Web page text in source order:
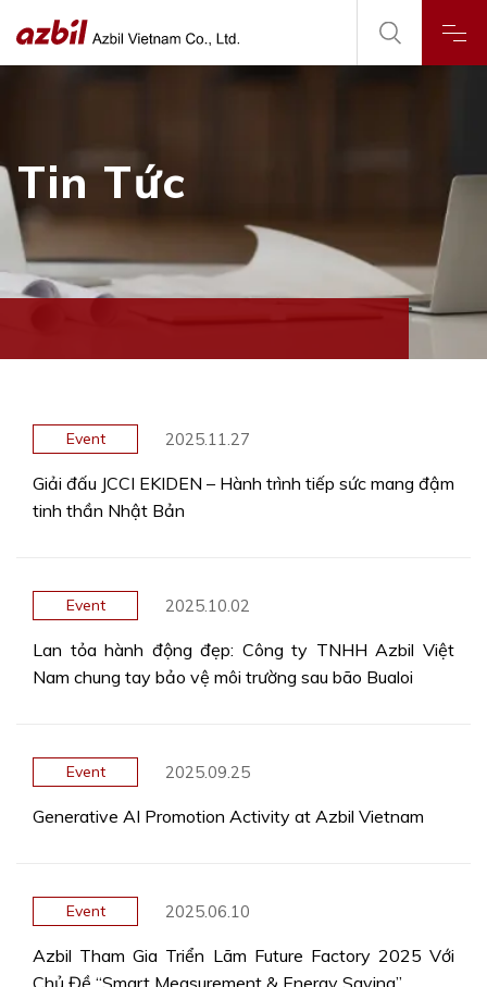
Tin Tức
Event 2025.11.27
Giải đấu JCCI EKIDEN – Hành trình tiếp sức mang đậm
tinh thần Nhật Bản
Event 2025.10.02
Lan tỏa hành động đẹp: Công ty TNHH Azbil Việt
Nam chung tay bảo vệ môi trường sau bão Bualoi
Event 2025.09.25
Generative AI Promotion Activity at Azbil Vietnam
Event 2025.06.10
Azbil Tham Gia Triển Lãm Future Factory 2025 Với
Chủ Đề “Smart Measurement & Energy Saving”